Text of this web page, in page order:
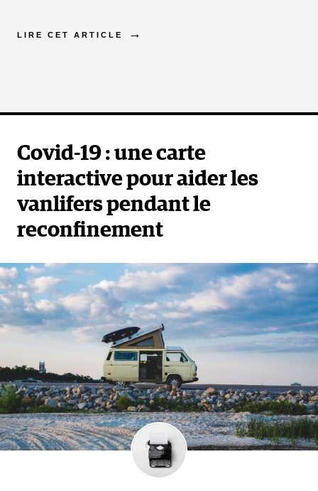
LIRE CET ARTICLE
Covid-19 : une carte
interactive pour aider les
vanlifers pendant le
reconfinement